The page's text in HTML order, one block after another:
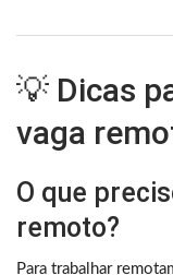
💡 Dicas
vaga
O que
remoto?
Para trabalhar